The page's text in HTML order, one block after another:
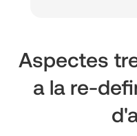
Aspectes
a la re-